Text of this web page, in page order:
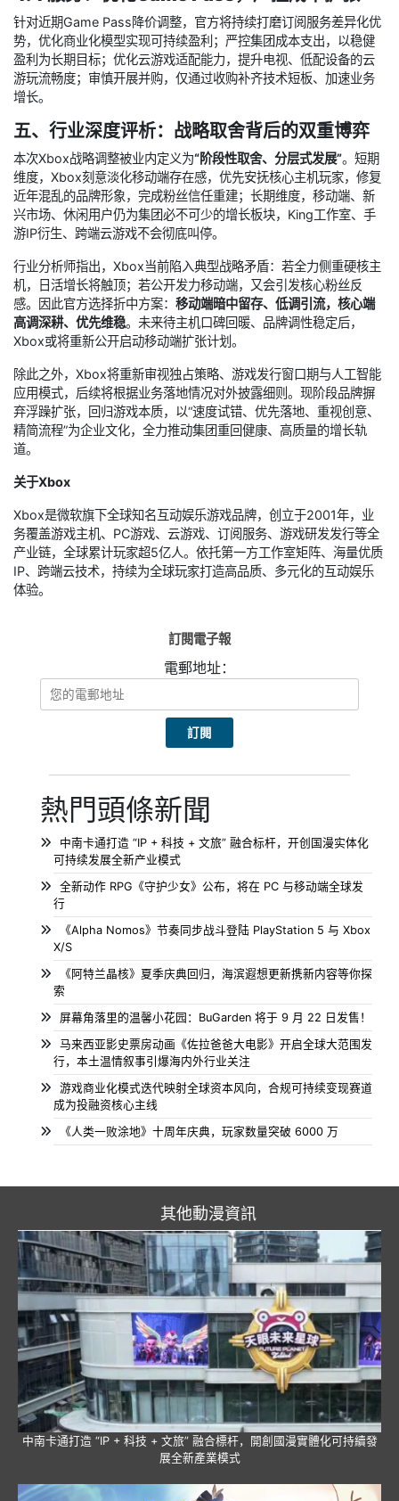
针对近期Game Pass降价调整，官方将持续打磨订阅服务差异化优
势，优化商业化模型实现可持续盈利；严控集团成本支出，以稳健
盈利为长期目标；优化云游戏适配能力，提升电视、低配设备的云
游玩流畅度；审慎开展并购，仅通过收购补齐技术短板、加速业务
增长。
五、行业深度评析：战略取舍背后的双重博弈
本次Xbox战略调整被业内定义为“阶段性取舍、分层式发展”。短期
维度，Xbox刻意淡化移动端存在感，优先安抚核心主机玩家，修复
近年混乱的品牌形象，完成粉丝信任重建；长期维度，移动端、新
兴市场、休闲用户仍为集团必不可少的增长板块，King工作室、手
游IP衍生、跨端云游戏不会彻底叫停。
行业分析师指出，Xbox当前陷入典型战略矛盾：若全力侧重硬核主
机，日活增长将触顶；若公开发力移动端，又会引发核心粉丝反
感。因此官方选择折中方案： 移动端暗中留存、低调引流，核心端
高调深耕、优先维稳。未来待主机口碑回暖、品牌调性稳定后，
Xbox或将重新公开启动移动端扩张计划。
除此之外，Xbox将重新审视独占策略、游戏发行窗口期与人工智能
应用模式，后续将根据业务落地情况对外披露细则。现阶段品牌摒
弃浮躁扩张，回归游戏本质，以“速度试错、优先落地、重视创意、
精简流程”为企业文化，全力推动集团重回健康、高质量的增长轨
道。
关于Xbox
Xbox是微软旗下全球知名互动娱乐游戏品牌，创立于2001年，业
务覆盖游戏主机、PC游戏、云游戏、订阅服务、游戏研发发行等全
产业链，全球累计玩家超5亿人。依托第一方工作室矩阵、海量优质
IP、跨端云技术，持续为全球玩家打造高品质、多元化的互动娱乐
体验。
訂閱電子報
電郵地址：
熱門頭條新聞
中南卡通打造 “IP + 科技 + 文旅” 融合标杆，开创国漫实体化
可持续发展全新产业模式
全新动作 RPG《守护少女》公布，将在 PC 与移动端全球发
行
《Alpha Nomos》节奏同步战斗登陆 PlayStation 5 与 Xbox
X/S
《阿特兰晶核》夏季庆典回归，海滨遐想更新携新内容等你探
索
屏幕角落里的温馨小花园：BuGarden 将于 9 月 22 日发售！
马来西亚影史票房动画《佐拉爸爸大电影》开启全球大范围发
行，本土温情叙事引爆海内外行业关注
游戏商业化模式迭代映射全球资本风向，合规可持续变现赛道
成为投融资核心主线
《人类一败涂地》十周年庆典，玩家数量突破 6000 万
其他動漫資訊
中南卡通打造 “IP + 科技 + 文旅” 融合標杆，開創國漫實體化可持續發
展全新產業模式